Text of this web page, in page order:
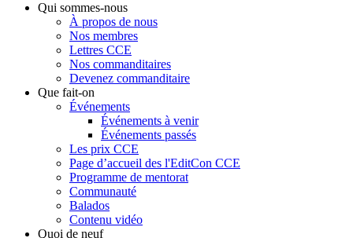
Qui sommes-nous
À propos de nous
Nos membres
Lettres CCE
Nos commanditaires
Devenez commanditaire
Que fait-on
Événements
Événements à venir
Événements passés
Les prix CCE
Page d’accueil des l'EditCon CCE
Programme de mentorat
Communauté
Balados
Contenu vidéo
Quoi de neuf